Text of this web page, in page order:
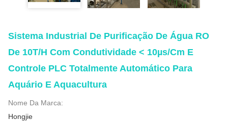
Sistema Industrial De Purificação De Água RO
De 10T/H Com Condutividade < 10µs/cm E
Controle PLC Totalmente Automático Para
Aquário E Aquacultura
Nome Da Marca:
Hongjie